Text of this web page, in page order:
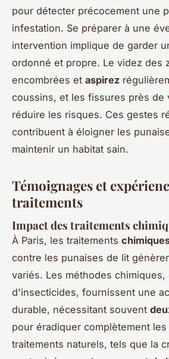
pour détecter précocement une
infestation. Se préparer à une
intervention implique de garder
ordonné et propre. Le videz des
encombrées et aspirez
coussins, et les fissures près de
réduire les risques. Ces gestes
contribuent à éloigner les
maintenir un habitat sain.
Témoignages et
traitements
Impact des traitements
À Paris, les traitements
contre les punaises de lit
variés. Les méthodes
d'insecticides, fournissent une
durable, nécessitant souvent
pour éradiquer complètement
traitements naturels, tels que la